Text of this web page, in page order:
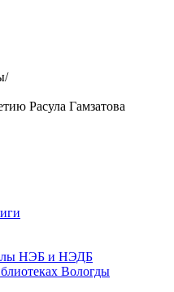
/
Расула Гамзатова
НЭБ и НЭДБ
Вологды